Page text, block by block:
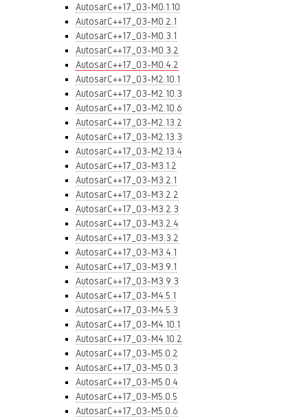
AutosarC++17_03-M0.1.10
AutosarC++17_03-M0.2.1
AutosarC++17_03-M0.3.1
AutosarC++17_03-M0.3.2
AutosarC++17_03-M0.4.2
AutosarC++17_03-M2.10.1
AutosarC++17_03-M2.10.3
AutosarC++17_03-M2.10.6
AutosarC++17_03-M2.13.2
AutosarC++17_03-M2.13.3
AutosarC++17_03-M2.13.4
AutosarC++17_03-M3.1.2
AutosarC++17_03-M3.2.1
AutosarC++17_03-M3.2.2
AutosarC++17_03-M3.2.3
AutosarC++17_03-M3.2.4
AutosarC++17_03-M3.3.2
AutosarC++17_03-M3.4.1
AutosarC++17_03-M3.9.1
AutosarC++17_03-M3.9.3
AutosarC++17_03-M4.5.1
AutosarC++17_03-M4.5.3
AutosarC++17_03-M4.10.1
AutosarC++17_03-M4.10.2
AutosarC++17_03-M5.0.2
AutosarC++17_03-M5.0.3
AutosarC++17_03-M5.0.4
AutosarC++17_03-M5.0.5
AutosarC++17_03-M5.0.6